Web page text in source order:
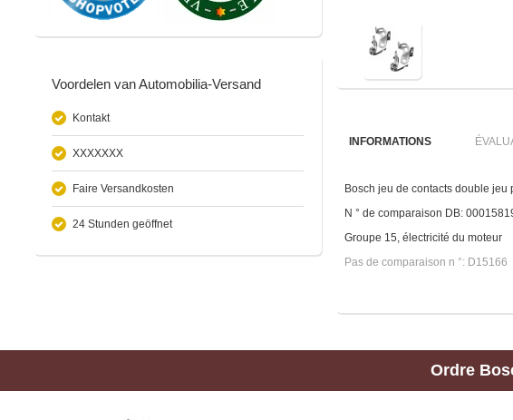
Voordelen van Automobilia-Versand
Kontakt
XXXXXXX
Faire Versandkosten
24 Stunden geöffnet
INFORMATIONS
Bosch jeu de contacts double
N ° de comparaison DB:
Groupe 15, électricité du moteur
Pas de comparaison n °: D15166
Ordre